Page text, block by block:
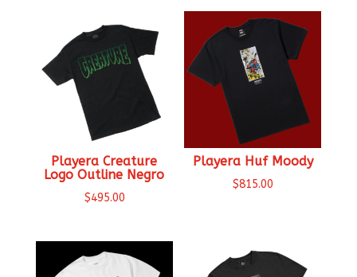
Playera Creature
Logo Outline Negro
$495.00
Playera Huf Moody
$815.00